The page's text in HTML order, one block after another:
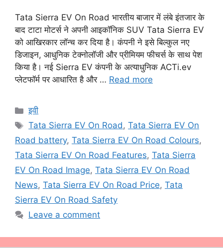
Tata Sierra EV On Road भारतीय बाजार में लंबे इंतजार के
बाद टाटा मोटर्स ने अपनी आइकॉनिक SUV Tata Sierra EV
को आखिरकार लॉन्च कर दिया है। कंपनी ने इसे बिल्कुल नए
डिजाइन, आधुनिक टेक्नोलॉजी और प्रीमियम फीचर्स के साथ पेश
किया है। नई Sierra EV कंपनी के अत्याधुनिक ACTi.ev
प्लेटफॉर्म पर आधारित है और … Read more
Categories
इवी
Tags
Tata Sierra EV On Road,Tata Sierra EV On
Road battery, Tata Sierra EV On Road Colours,
Tata Sierra EV On Road Features, Tata Sierra
EV On Road Image, Tata Sierra EV On Road
News, Tata Sierra EV On Road Price, Tata
Sierra EV On Road Safety
Leave a comment